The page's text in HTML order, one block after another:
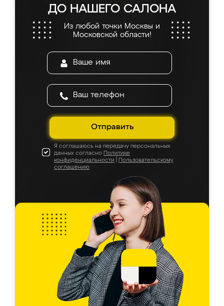
ДО НАШЕГО САЛОНА
Из любой точки Москвы и
Московской области!
Отправить
Я соглашаюсь на передачу персональных
данных согласно Политике
конфиденциальности
Пользовательскому
соглашению